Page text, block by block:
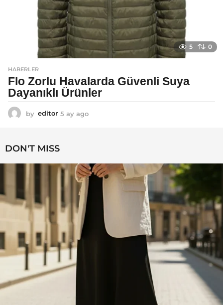
5 0
HABERLER
Flo Zorlu Havalarda Güvenli Suya
Dayanıklı Ürünler
by editor 5 ay ago
DON'T MISS